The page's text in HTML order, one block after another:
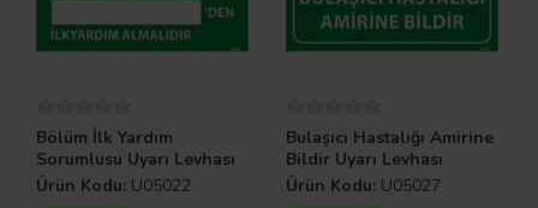
Bölüm İlk Yardım
Sorumlusu Uyarı Levhası
Ürün Kodu: U05022
Bulaşıcı Hastalığı Amirine
Bildir Uyarı Levhası
Ürün Kodu: U05027